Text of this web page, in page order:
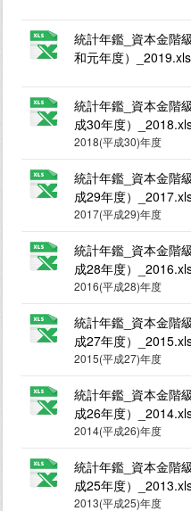
統計年鑑_資本金階
和元年度）_2019.xls
統計年鑑_資本金階
成30年度）
2018(平成30)年度
統計年鑑_資本金階
成29年度）
2017(平成29)年度
統計年鑑_資本金階
成28年度）
2016(平成28)年度
統計年鑑_資本金階
成27年度）
2015(平成27)年度
統計年鑑_資本金階
成26年度）
2014(平成26)年度
統計年鑑_資本金階
成25年度）
2013(平成25)年度